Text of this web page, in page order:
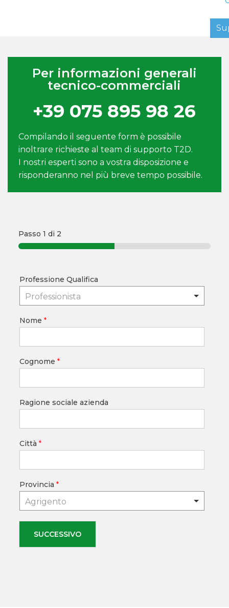
Per informazioni generali
tecnico-commerciali
+39 075 895 98 26
Compilando il seguente form è possibile
inoltrare richieste al team di supporto T2D.
I nostri esperti sono a vostra disposizione e
risponderanno nel più breve tempo possibile.
Passo 1 di 2
Professione Qualifica
Professionista
Nome *
Cognome *
Ragione sociale azienda
Città *
Provincia *
Agrigento
SUCCESSIVO